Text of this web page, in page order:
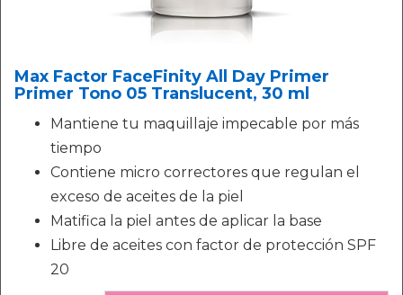
Max Factor FaceFinity All Day Primer
Primer Tono 05 Translucent, 30 ml
Mantiene tu maquillaje impecable por más
tiempo
Contiene micro correctores que regulan el
exceso de aceites de la piel
Matifica la piel antes de aplicar la base
Libre de aceites con factor de protección SPF
20